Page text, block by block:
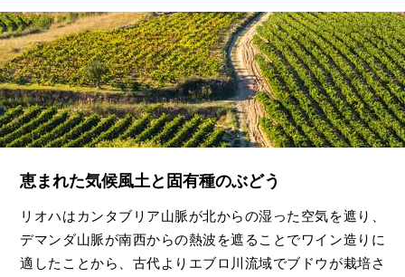
恵まれた気候風土と固有種のぶどう
リオハはカンタブリア山脈が北からの湿った空気を遮り、
デマンダ山脈が南西からの熱波を遮ることでワイン造りに
適したことから、古代よりエブロ川流域でブドウが栽培さ